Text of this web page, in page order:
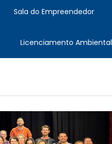
Sala do Empreendedor
Licenciamento Ambiental